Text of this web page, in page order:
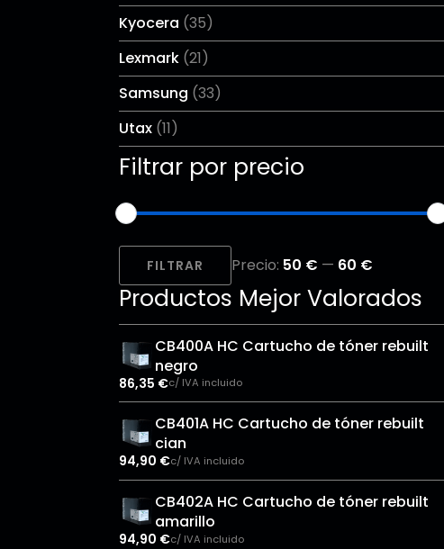
Kyocera (35)
Lexmark (21)
Samsung (33)
Utax (11)
Filtrar por precio
Precio
mínimo
Precio
máximo
FILTRAR Precio: 50 € — 60 €
Productos Mejor Valorados
CB400A HC Cartucho de tóner rebuilt
negro
86,35 €c/ IVA incluido
CB401A HC Cartucho de tóner rebuilt
cian
94,90 €c/ IVA incluido
CB402A HC Cartucho de tóner rebuilt
amarillo
94,90 €c/ IVA incluido